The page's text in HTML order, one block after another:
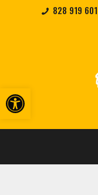
Abrir
828 919 601